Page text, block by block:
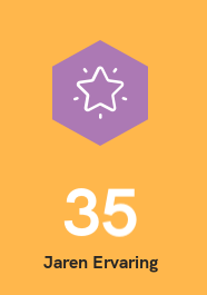
35
Jaren Ervaring